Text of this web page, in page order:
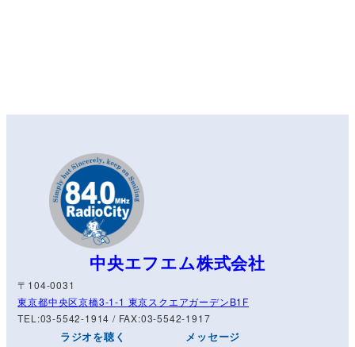
中央エフエム株式会社
〒104-0031
東京都中央区京橋3-1-1 東京スクエアガーデンB1F
TEL:03-5542-1914 / FAX:03-5542-1917
ラジオを聴く メッセージ